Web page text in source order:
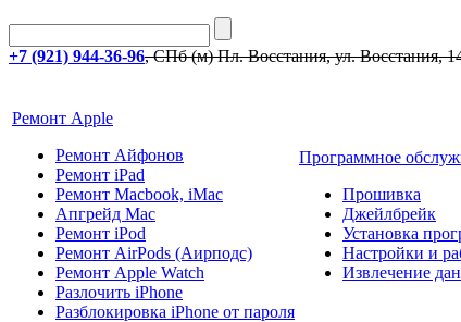
+7 (921) 944-36-96, СПб (м) Пл. Восстания, ул. Восстания,
Ремонт Apple
Ремонт Айфонов
Ремонт iPad
Ремонт Macbook, iMac
Апгрейд Mac
Ремонт iPod
Ремонт AirPods (Аирподс)
Ремонт Apple Watch
Разлочить iPhone
Разблокировка iPhone от пароля
Программное
Прошивка
Джейлбрейк
Установка
Настройки и
Извлечение